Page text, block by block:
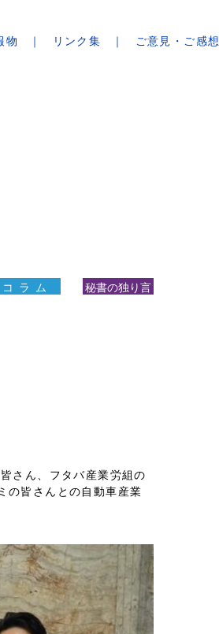
物 リンク集 ご意見・ご感想
コ ラ ム 秘書の独り言
さん、フタバ産業労組の
の皆さんとの自動車産業